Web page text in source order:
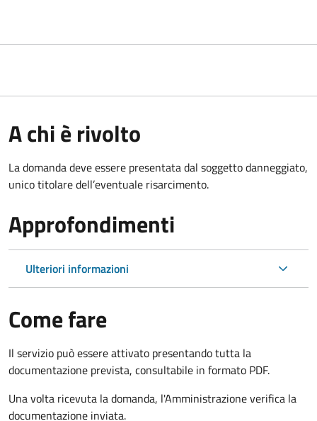
A chi è rivolto
La domanda deve essere presentata dal soggetto danneggiato,
unico titolare dell’eventuale risarcimento.
Approfondimenti
Ulteriori informazioni
Come fare
Il servizio può essere attivato presentando tutta la
documentazione prevista, consultabile in formato PDF.
Una volta ricevuta la domanda, l'Amministrazione verifica la
documentazione inviata.